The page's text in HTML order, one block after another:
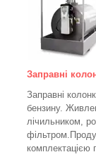
Заправні
Заправні
бензину.
лічильником,
фільтром.
комплектацією